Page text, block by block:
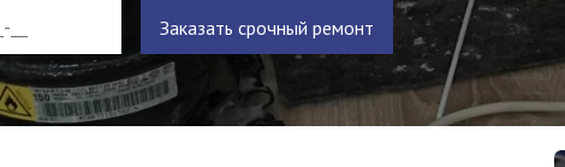
Заказать срочный ремонт